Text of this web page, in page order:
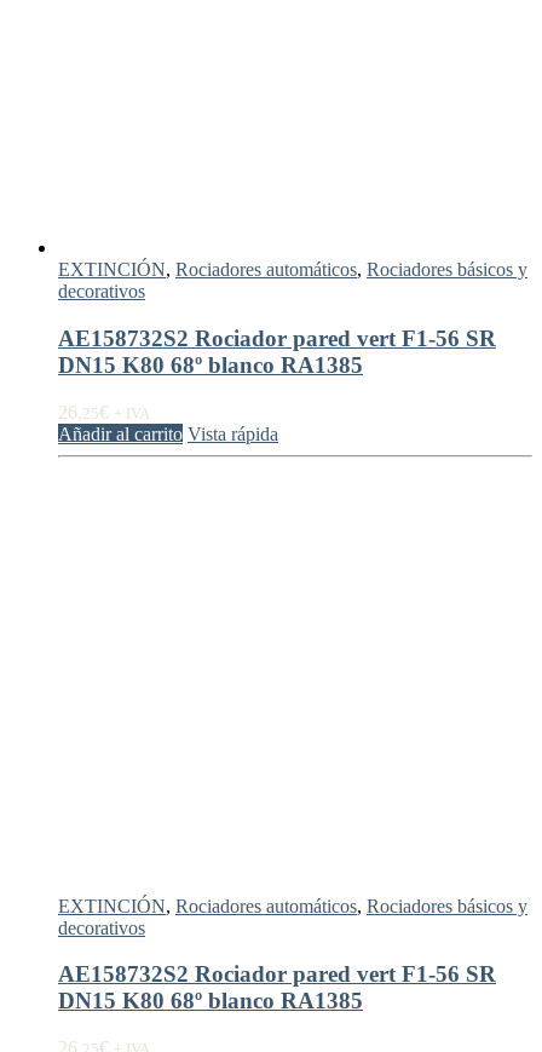
EXTINCIÓN, Rociadores automáticos, Rociadores básicos y
decorativos
AE158732S2 Rociador pared vert F1-56 SR
DN15 K80 68º blanco RA1385
26,25€ + IVA
Añadir al carrito Vista rápida
EXTINCIÓN, Rociadores automáticos, Rociadores básicos y
decorativos
AE158732S2 Rociador pared vert F1-56 SR
DN15 K80 68º blanco RA1385
26, €